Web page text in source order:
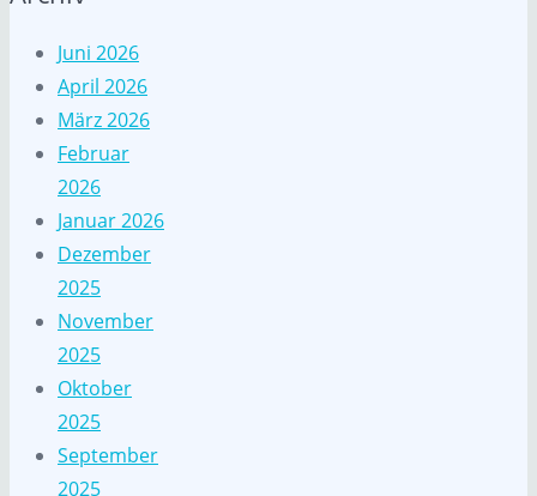
Juni 2026
April 2026
März 2026
Februar
2026
Januar 2026
Dezember
2025
November
2025
Oktober
2025
September
2025